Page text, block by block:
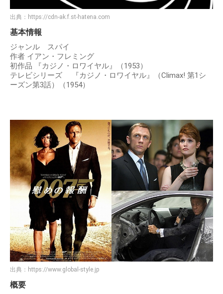
出典： https://cdn-ak.f.st-hatena.com
基本情報
ジャンル スパイ
作者 イアン・フレミング
初作品 『カジノ・ロワイヤル』（1953）
テレビシリーズ 『カジノ・ロワイヤル』（Climax! 第1シ
ーズン第3話）（1954）
出典： https://www.global-style.jp
概要